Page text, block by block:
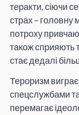
теракти, сіючи
страх – головну
потроху
також сприяють
стає дедалі
Тероризм виграє
спецслужбами
перемагає